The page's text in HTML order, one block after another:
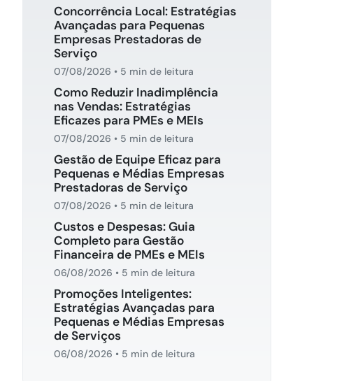
Concorrência Local: Estratégias
Avançadas para Pequenas
Empresas Prestadoras de
Serviço
07/08/2026 • 5 min de leitura
Como Reduzir Inadimplência
nas Vendas: Estratégias
Eficazes para PMEs e MEIs
07/08/2026 • 5 min de leitura
Gestão de Equipe Eficaz para
Pequenas e Médias Empresas
Prestadoras de Serviço
07/08/2026 • 5 min de leitura
Custos e Despesas: Guia
Completo para Gestão
Financeira de PMEs e MEIs
06/08/2026 • 5 min de leitura
Promoções Inteligentes:
Estratégias Avançadas para
Pequenas e Médias Empresas
de Serviços
06/08/2026 • 5 min de leitura